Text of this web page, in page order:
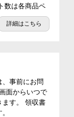
数は各商品ペ
詳細はこちら
事前にお問
面からいつで
ます。 領収書